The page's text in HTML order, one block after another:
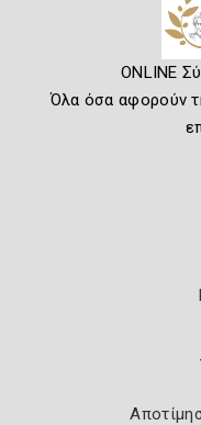
ONLINE
Όλα όσα αφορούν